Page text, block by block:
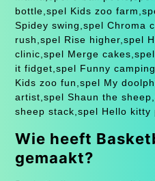
bottle,spel Kids zoo
Spidey swing,spel Chroma
rush,spel Rise higher,spel
clinic,spel Merge
it fidget,spel Funny
Kids zoo fun,spel My
artist,spel Shaun the
sheep stack,spel Hello kitty
Wie heeft
gemaakt?